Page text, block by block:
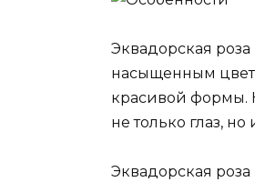
Эквадорская роза
насыщенным
красивой формы.
не только глаз, но
Эквадорская